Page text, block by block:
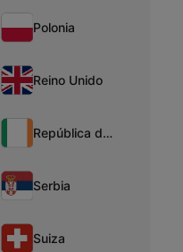
Polonia
Reino Unido
República de Irlanda
Serbia
Suiza